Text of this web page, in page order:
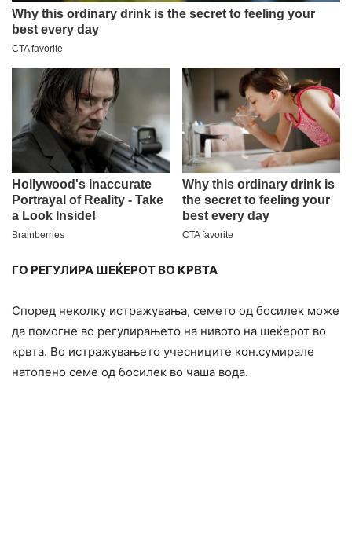
ГО РЕГУЛИРА ШЕЌЕРОТ ВО КPВТА
Според неколку истражувања, семето од босилек може
да помогне во регулирањето на нивото на шеќерот во
кpвта. Во истражувањето учесниците кон.сумирале
натопено семе од босилек во чаша вода.